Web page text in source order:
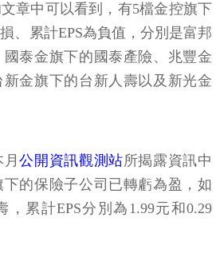
章中可以看到，有5檔金控旗下
、累計EPS為負值，分別是富邦
泰金旗下的國泰產險、兆豐金
金旗下的台新人壽以及新光金
月公開資訊觀測站所揭露資訊中
的保險子公司已轉虧為盈，如
，累計EPS分別為1.99元和0.29